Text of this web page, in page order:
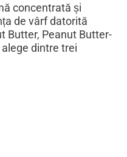
concentrată și
de vârf datorită
Butter, Peanut Butter-
dintre trei